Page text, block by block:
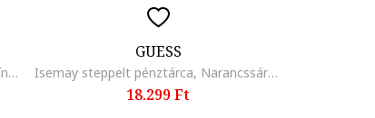
C-Me kulcstartó zsebtükörrel, Aranyszín/Narancssárga
GUESS
Isemay steppelt pénztárca, Narancssárga
18.299 Ft